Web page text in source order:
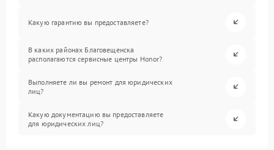
Какую гарантию вы предоставляете?
В каких районах Благовещенска
располагаются сервисные центры Honor?
Выполняете ли вы ремонт для юридических
лиц?
Какую документацию вы предоставляете
для юридических лиц?